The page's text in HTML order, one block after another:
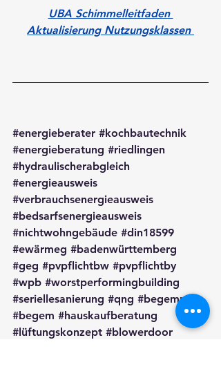
UBA Schimmelleitfaden
Aktualisierung Nutzungsklassen
#energieberater #kochbautechnik
#energieberatung #riedlingen
#hydraulischerabgleich
#energieausweis
#verbrauchsenergieausweis
#bedsarfsenergieausweis
#nichtwohngebäude #din18599
#ewärmeg #badenwürttemberg
#geg #pvpflichtbw #pvpflichtby
#wpb #worstperformingbuilding
#seriellesanierung #qng #begemnwg
#begem #hauskaufberatung
#lüftungskonzept #blowerdoor